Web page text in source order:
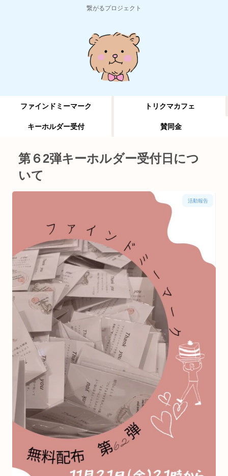
繋がるプロジェクト
ファインドミーマーク トリクマカフェ
キーホルダー受付 賛同金
第６2弾キーホルダー受付日につ
いて
活動報告